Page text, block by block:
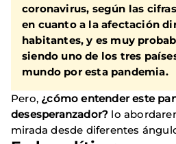
coronavirus, según las
en cuanto a la afectación
habitantes, y es muy
siendo uno de los tres
mundo por esta pandemia.
Pero, ¿cómo entender este
desesperanzador? lo
mirada desde diferentes